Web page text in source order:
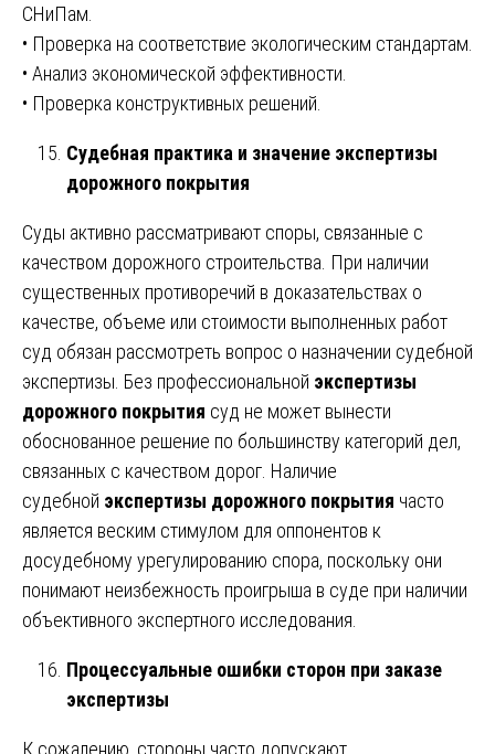
СНиПам.
• Проверка на соответствие экологическим стандартам.
• Анализ экономической эффективности.
• Проверка конструктивных решений.
Судебная практика и значение экспертизы
дорожного покрытия
Суды активно рассматривают споры, связанные с
качеством дорожного строительства. При наличии
существенных противоречий в доказательствах о
качестве, объеме или стоимости выполненных работ
суд обязан рассмотреть вопрос о назначении судебной
экспертизы. Без профессиональной экспертизы
дорожного покрытия суд не может вынести
обоснованное решение по большинству категорий дел,
связанных с качеством дорог. Наличие
судебной экспертизы дорожного покрытия часто
является веским стимулом для оппонентов к
досудебному урегулированию спора, поскольку они
понимают неизбежность проигрыша в суде при наличии
объективного экспертного исследования.
Процессуальные ошибки сторон при заказе
экспертизы
К сожалению, стороны часто допускают